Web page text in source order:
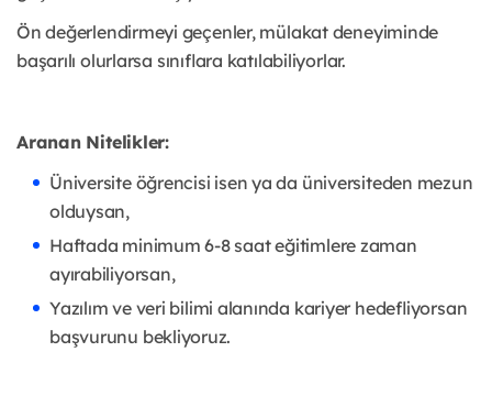
Ön değerlendirmeyi geçenler, mülakat deneyiminde
başarılı olurlarsa sınıflara katılabiliyorlar.
Aranan Nitelikler:
Üniversite öğrencisi isen ya da üniversiteden mezun
olduysan,
Haftada minimum 6-8 saat eğitimlere zaman
ayırabiliyorsan,
Yazılım ve veri bilimi alanında kariyer hedefliyorsan
başvurunu bekliyoruz.